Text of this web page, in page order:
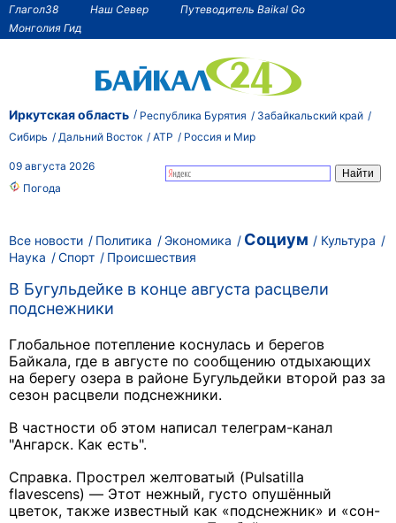
Глагол38 Наш Север
Путеводитель Baikal Go
Монголия Гид
Иркутская область Республика Бурятия
Забайкальский край
Сибирь
Дальний Восток АТР Россия и Мир
09 августа 2026
Погода
Все новости Политика Экономика Социум
Культура
Наука
Спорт Происшествия
В Бугульдейке в конце августа расцвели
подснежники
Глобальное потепление коснулась и берегов
Байкала, где в августе по сообщению отдыхающих
на берегу озера в районе Бугульдейки второй раз за
сезон расцвели подснежники.
В частности об этом написал телеграм-канал
"Ангарск. Как есть".
Справка. Прострел желтоватый (Pulsatilla
flavescens) — Этот нежный, густо опушённый
цветок, также известный как «подснежник» и «сон-